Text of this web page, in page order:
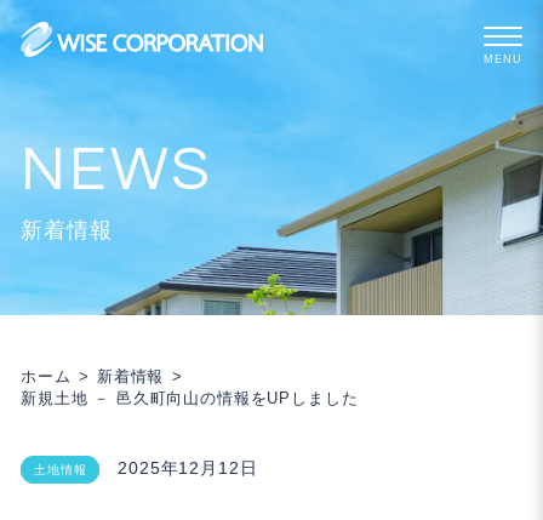
Skip
to
content
新着情報
ホーム
新着情報
新規土地 － 邑久町向山の情報をUPしました
土地情報 2025年12月12日